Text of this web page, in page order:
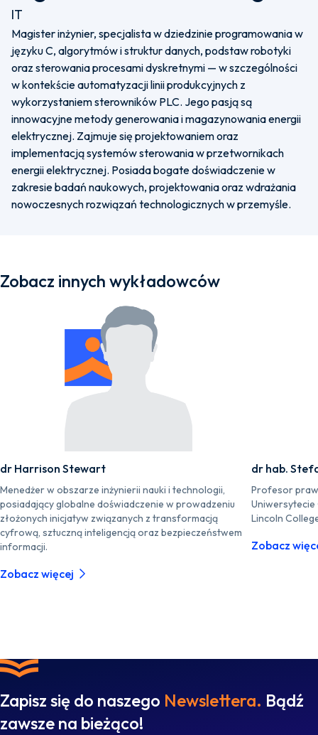
IT
Magister inżynier, specjalista w dziedzinie programowania w
języku C, algorytmów i struktur danych, podstaw robotyki
oraz sterowania procesami dyskretnymi — w szczególności
w kontekście automatyzacji linii produkcyjnych z
wykorzystaniem sterowników PLC. Jego pasją są
innowacyjne metody generowania i magazynowania energii
elektrycznej. Zajmuje się projektowaniem oraz
implementacją systemów sterowania w przetwornikach
energii elektrycznej. Posiada bogate doświadczenie w
zakresie badań naukowych, projektowania oraz wdrażania
nowoczesnych rozwiązań technologicznych w przemyśle.
Zobacz innych wykładowców
dr Harrison Stewart
Menedżer w obszarze inżynierii nauki i technologii,
posiadający globalne doświadczenie w prowadzeniu
złożonych inicjatyw związanych z transformacją
cyfrową, sztuczną inteligencją oraz bezpieczeństwem
informacji.
Zobacz więcej
dr hab.
Profesor
Lincoln
Zobacz
Zapisz się do naszego Newslettera. Bądź
zawsze na bieżąco!